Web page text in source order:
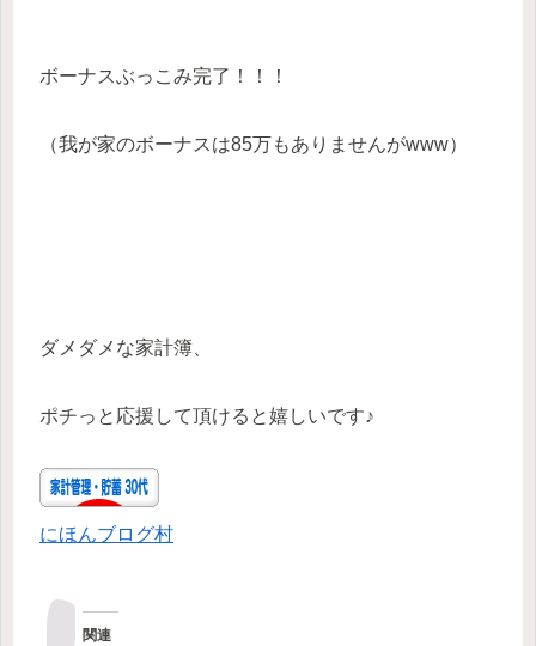
ボーナスぶっこみ完了！！！
（我が家のボーナスは85万もありませんがwww）
ダメダメな家計簿、
ポチっと応援して頂けると嬉しいです♪
にほんブログ村
関連